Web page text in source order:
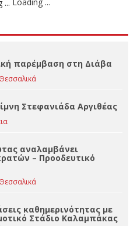
παρέμβαση στη Διάβα
Στεφανιάδα Αργιθέας
– Προοδευτικό